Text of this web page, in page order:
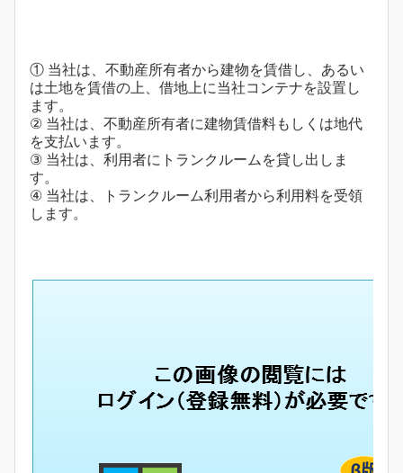
① 当社は、不動産所有者から建物を賃借し、あるい
は土地を賃借の上、借地上に当社コンテナを設置し
ます。
② 当社は、不動産所有者に建物賃借料もしくは地代
を支払います。
③ 当社は、利用者にトランクルームを貸し出しま
す。
④ 当社は、トランクルーム利用者から利用料を受領
します。